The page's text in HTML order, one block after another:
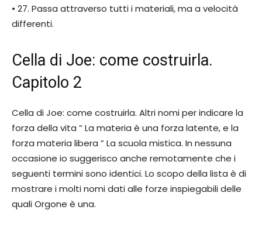
• 27. Passa attraverso tutti i materiali, ma a velocità
differenti.
Cella di Joe: come costruirla.
Capitolo 2
Cella di Joe: come costruirla. Altri nomi per indicare la
forza della vita ” La materia è una forza latente, e la
forza materia libera ” La scuola mistica. In nessuna
occasione io suggerisco anche remotamente che i
seguenti termini sono identici. Lo scopo della lista è di
mostrare i molti nomi dati alle forze inspiegabili delle
quali Orgone è una.